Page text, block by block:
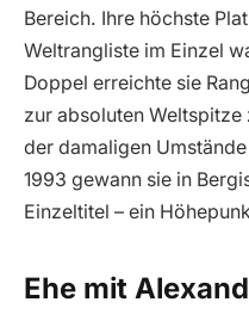
Bereich. Ihre höchste
Weltrangliste im Einzel
Doppel erreichte sie
zur absoluten
der damaligen
1993 gewann sie in
Einzeltitel – ein
Ehe mit